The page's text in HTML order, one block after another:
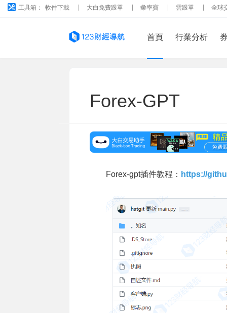
工具箱： 軟件下載 大白免費跟單 彙率寶 雲跟單 全球
首頁 行業分析
Forex-GPT
Forex-gpt插件教程： https://